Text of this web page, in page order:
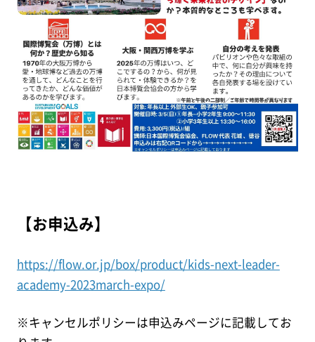
【お申込み】
https://flow.or.jp/box/product/kids-next-leader-
academy-2023march-expo/
※キャンセルポリシーは申込みページに記載してお